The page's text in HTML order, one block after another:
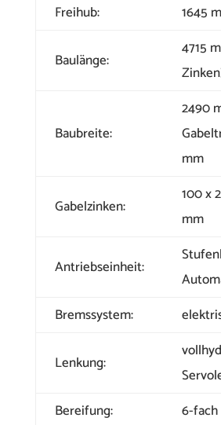
Freihub: 1645
Baulänge:
4715
Baubreite:
2490
mm
Gabelzinken:
100 x
mm
Antriebseinheit:
Bremssystem:
Lenkung:
Bereifung:
6-